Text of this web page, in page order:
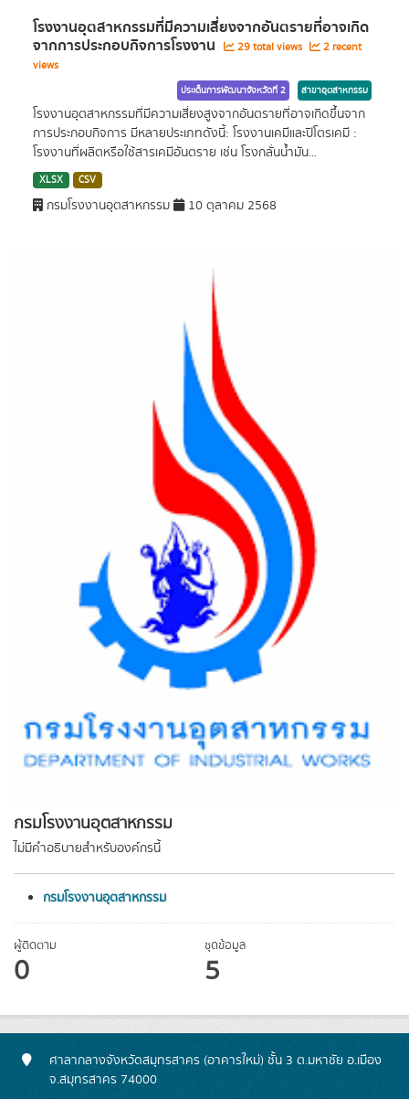
กรมโรงงานอุตสาหกรรม
ไม่มีคำอธิบายสำหรับองค์กรนี้
กรมโรงงานอุตสาหกรรม
ผู้ติดตาม
0
ชุดข้อมูล
5
โรงงานอุตสาหกรรมที่มีความเสี่ยงจากอันตรายที่อาจเกิด
จากการประกอบกิจการโรงงาน 29 total views
2 recent
views
ประเด็นการพัฒนาจังหวัดที่ 2 สาขาอุตสาหกรรม
โรงงานอุตสาหกรรมที่มีความเสี่ยงสูงจากอันตรายที่อาจเกิดขึ้นจาก
การประกอบกิจการ มีหลายประเภทดังนี้: โรงงานเคมีและปิโตรเคมี :
โรงงานที่ผลิตหรือใช้สารเคมีอันตราย เช่น โรงกลั่นน้ำมัน...
XLSX CSV
กรมโรงงานอุตสาหกรรม 10 ตุลาคม 2568
ศาลากลางจังหวัดสมุทรสาคร (อาคารใหม่) ชั้น 3 ต.มหาชัย อ.เมือง
จ.สมุทรสาคร 74000